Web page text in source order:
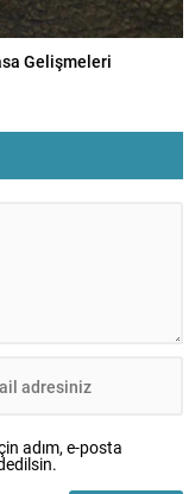
Gelişmeleri
adım, e-posta